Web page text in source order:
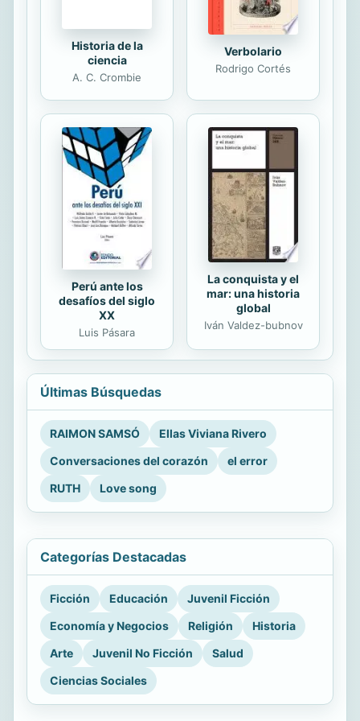
Historia de la
ciencia
A. C. Crombie
Verbolario
Rodrigo Cortés
Perú ante los
desafíos del siglo
XX
Luis Pásara
La conquista y el
mar: una historia
global
Iván Valdez-bubnov
Últimas Búsquedas
RAIMON SAMSÓ
Ellas Viviana Rivero
Conversaciones del corazón
el error
RUTH
Love song
Categorías Destacadas
Ficción Educación
Juvenil Ficción
Economía y Negocios
Religión
Historia
Arte
Juvenil No Ficción
Salud
Ciencias Sociales